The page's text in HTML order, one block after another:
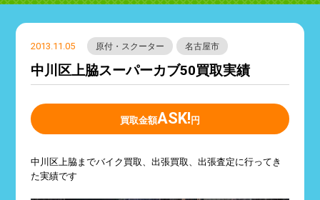
2013.11.05 原付・スクーター 名古屋市
中川区上脇スーパーカブ50買取実績
買取金額ASK! 円
中川区上脇までバイク買取、出張買取、出張査定に行ってき
た実績です